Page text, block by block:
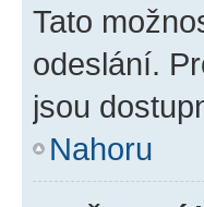
Tato
odeslání.
jsou
Nahoru